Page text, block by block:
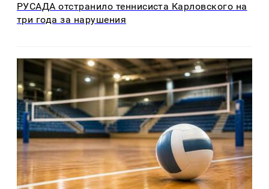
РУСАДА отстранило теннисиста Карловского на
три года за нарушения